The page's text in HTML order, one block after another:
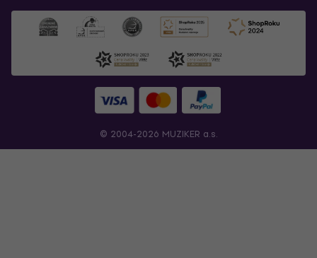
© 2004-2026 MUZIKER a.s.